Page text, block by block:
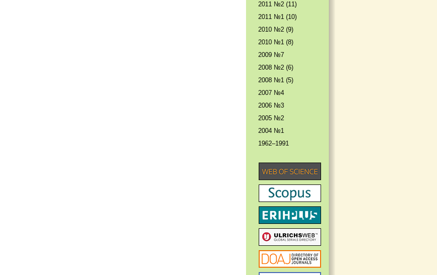
2011 №2 (11)
2011 №1 (10)
2010 №2 (9)
2010 №1 (8)
2009 №7
2008 №2 (6)
2008 №1 (5)
2007 №4
2006 №3
2005 №2
2004 №1
1962–1991